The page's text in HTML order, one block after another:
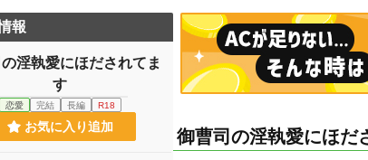
御曹司の淫執愛にほだ
報
淫執愛にほだされてま
す
恋愛 完結 長編 R18
お気に入り追加